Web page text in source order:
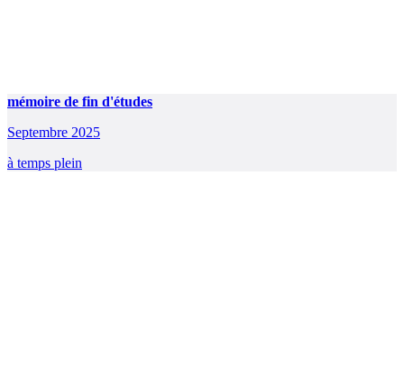
mémoire de fin d'études
Septembre 2025
à temps plein